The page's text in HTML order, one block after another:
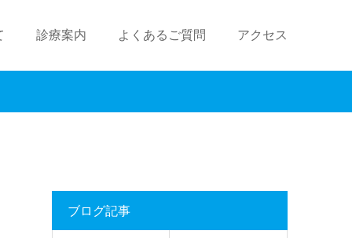
診療案内 よくあるご質問 アクセス
ブログ記事